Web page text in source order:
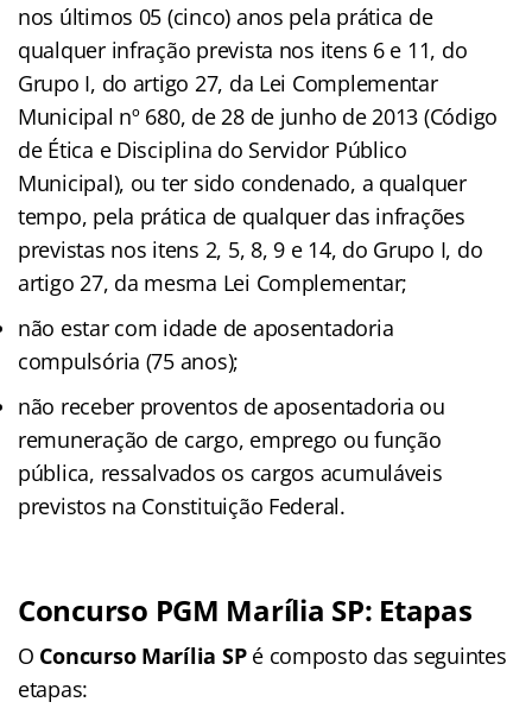
nos últimos 05 (cinco) anos pela prática de
qualquer infração prevista nos itens 6 e 11, do
Grupo I, do artigo 27, da Lei Complementar
Municipal nº 680, de 28 de junho de 2013 (Código
de Ética e Disciplina do Servidor Público
Municipal), ou ter sido condenado, a qualquer
tempo, pela prática de qualquer das infrações
previstas nos itens 2, 5, 8, 9 e 14, do Grupo I, do
artigo 27, da mesma Lei Complementar;
não estar com idade de aposentadoria
compulsória (75 anos);
não receber proventos de aposentadoria ou
remuneração de cargo, emprego ou função
pública, ressalvados os cargos acumuláveis
previstos na Constituição Federal.
Concurso PGM Marília SP: Etapas
O Concurso Marília SPé composto das seguintes
etapas: